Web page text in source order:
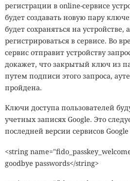
регистрации в online-сервисе
будет создавать новую пару
будет сохраняться на устройстве,
регистрироваться в сервисе. Во
сервис отправит устройству
докажет, что закрытый ключ из
путем подписи этого запроса,
пройдена.
Ключи доступа пользователей
учетных записях Google. Это
последней версии сервисов Google
<string
goodbye passwords</string>